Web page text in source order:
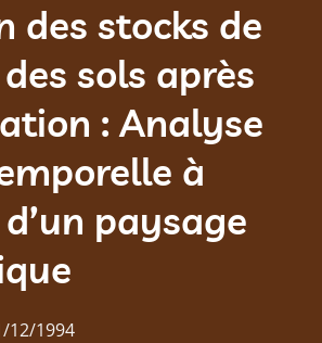
des stocks de
sols après
: Analyse
à
paysage
12/1994